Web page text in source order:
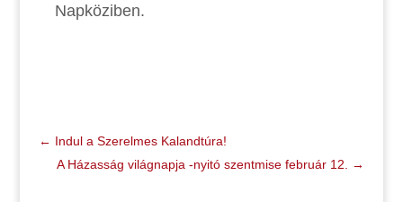
Napköziben.
← Indul a Szerelmes Kalandtúra!
A Házasság világnapja -nyitó szentmise február 12.
→